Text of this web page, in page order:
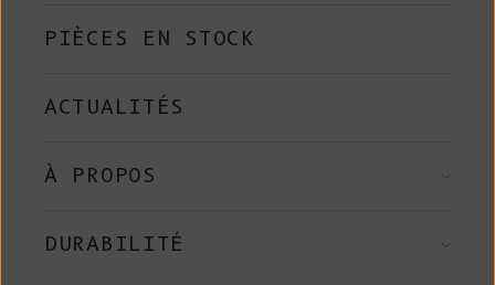
PIÈCES EN STOCK
ACTUALITÉS
À PROPOS
DURABILITÉ